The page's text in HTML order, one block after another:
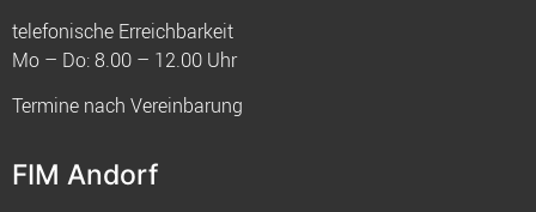
telefonische Erreichbarkeit
Mo – Do: 8.00 – 12.00 Uhr
Termine nach Vereinbarung
FIM Andorf